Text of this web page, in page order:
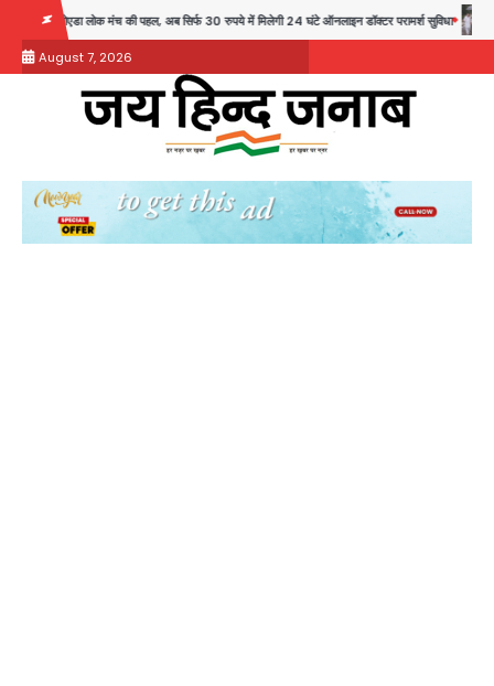
content
मंच की पहल, अब सिर्फ 30 रुपये में मिलेगी 24 घंटे ऑनलाइन डॉक्टर परामर्श सुविधा Noida
August 7, 2026